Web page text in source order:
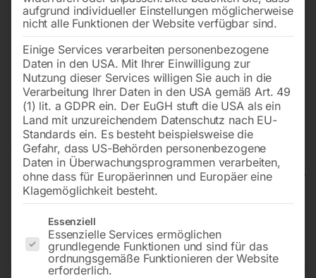
Industrieschlagschrauber ISS-C
3/4″ PRO
aufgrund individueller Einstellungen möglicherweise
nicht alle Funktionen der Website verfügbar sind.
Einige Services verarbeiten personenbezogene
Daten in den USA. Mit Ihrer Einwilligung zur
Nutzung dieser Services willigen Sie auch in die
Verarbeitung Ihrer Daten in den USA gemäß Art. 49
(1) lit. a GDPR ein. Der EuGH stuft die USA als ein
Land mit unzureichendem Datenschutz nach EU-
Standards ein. Es besteht beispielsweise die
Gefahr, dass US-Behörden personenbezogene
Daten in Überwachungsprogrammen verarbeiten,
ohne dass für Europäerinnen und Europäer eine
Klagemöglichkeit besteht.
Es folgt eine Liste der Service-Gruppen, für die eine
Essenziell
Essenzielle Services ermöglichen
grundlegende Funktionen und sind für das
ordnungsgemäße Funktionieren der Website
erforderlich.